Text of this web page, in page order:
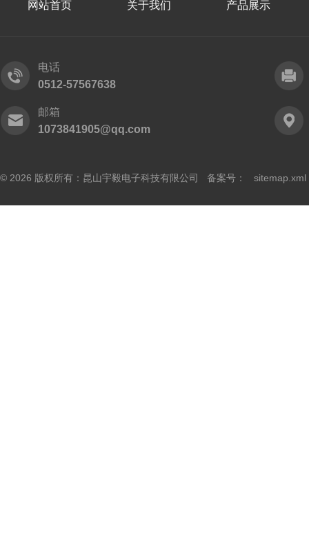
网站首页 关于我们 产品展示
电话
0512-57567638
邮箱
1073841905@qq.com
© 2026 版权所有：昆山宇毅电子科技有限公司 备案号： sitemap.xml